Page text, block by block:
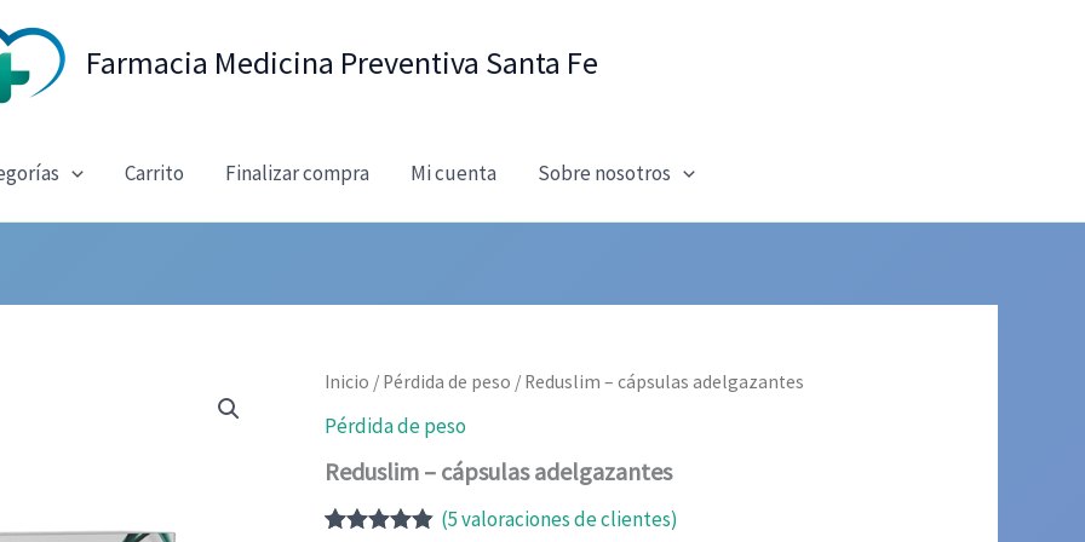
Farmacia Medicina Preventiva Santa Fe
Carrito Finalizar compra Mi cuenta Sobre nosotros
Inicio / Pérdida de peso / Reduslim – cápsulas adelgazantes
Pérdida de peso
Reduslim – cápsulas adelgazantes
(5valoraciones de clientes)